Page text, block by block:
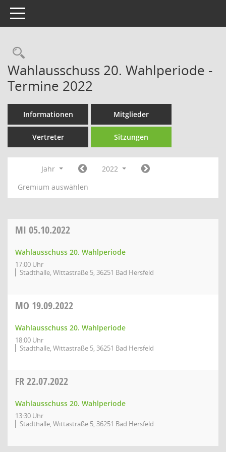
Toggle navigation
Rechercheauswahl
Wahlausschuss 20. Wahlperiode -
Termine 2022
Informationen Mitglieder
Vertreter Sitzungen
Jahr
2022
Gremium auswählen
MI 05.10.2022
Wahlausschuss 20. Wahlperiode
17:00 Uhr
Stadthalle, Wittastraße 5, 36251 Bad Hersfeld
MO 19.09.2022
Wahlausschuss 20. Wahlperiode
18:00 Uhr
Stadthalle, Wittastraße 5, 36251 Bad Hersfeld
FR22.07.2022
Wahlausschuss 20. Wahlperiode
13:30 Uhr
Stadthalle, Wittastraße 5, 36251 Bad Hersfeld